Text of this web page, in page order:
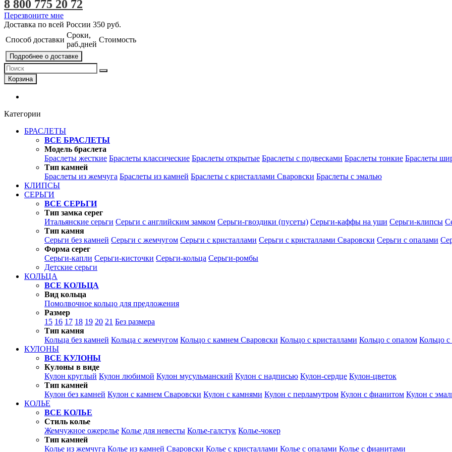
8 800 775 20 72
Перезвоните мне
Доставка по всей России 350 руб.
Способ доставки
Сроки,
раб.дней
Стоимость
Подробнее о доставке
Корзина
Категории
БРАСЛЕТЫ
ВСЕ БРАСЛЕТЫ
Модель браслета
Браслеты жесткие Браслеты классические Браслеты открытые Браслеты с подвесками Браслеты тонкие Браслеты
Тип камней
Браслеты из жемчуга Браслеты из камней Браслеты с кристаллами Сваровски Браслеты с эмалью
КЛИПСЫ
СЕРЬГИ
ВСЕ СЕРЬГИ
Тип замка серег
Итальянские серьги Серьги с английским замком Серьги-гвоздики (пусеты) Серьги-каффы на уши Серьги-клипсы
Тип камня
Серьги без камней Серьги с жемчугом Серьги с кристаллами Серьги с кристаллами Сваровски Серьги с опалами
Форма серег
Серьги-капли Серьги-кисточки Серьги-кольца Серьги-ромбы
Детские серьги
КОЛЬЦА
ВСЕ КОЛЬЦА
Вид кольца
Помолвочное кольцо для предложения
Размер
15 16 17 18 19 20 21 Без размера
Тип камня
Кольца без камней Кольца с жемчугом Кольцо с камнем Сваровски Кольцо с кристаллами Кольцо с опалом Кольцо
КУЛОНЫ
ВСЕ КУЛОНЫ
Кулоны в виде
Кулон круглый Кулон любимой Кулон мусульманский Кулон с надписью Кулон-сердце Кулон-цветок
Тип камней
Кулон без камней Кулон с камнем Сваровски Кулон с камнями Кулон с перламутром Кулон с фианитом Кулон с
КОЛЬЕ
ВСЕ КОЛЬЕ
Стиль колье
Жемчужное ожерелье Колье для невесты Колье-галстук Колье-чокер
Тип камней
Колье из жемчуга Колье из камней Сваровски Колье с кристаллами Колье с опалами Колье с фианитами